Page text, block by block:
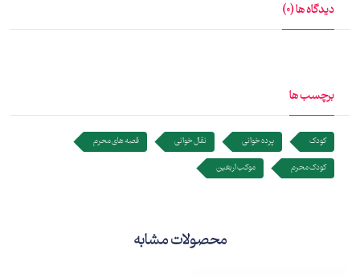
دیدگاه ها (0)
برچسب ها
کودک پرده خوانی نقال خوانی
قصه های محرم
کودک محرم
موکب اربعین
محصولات مشابه